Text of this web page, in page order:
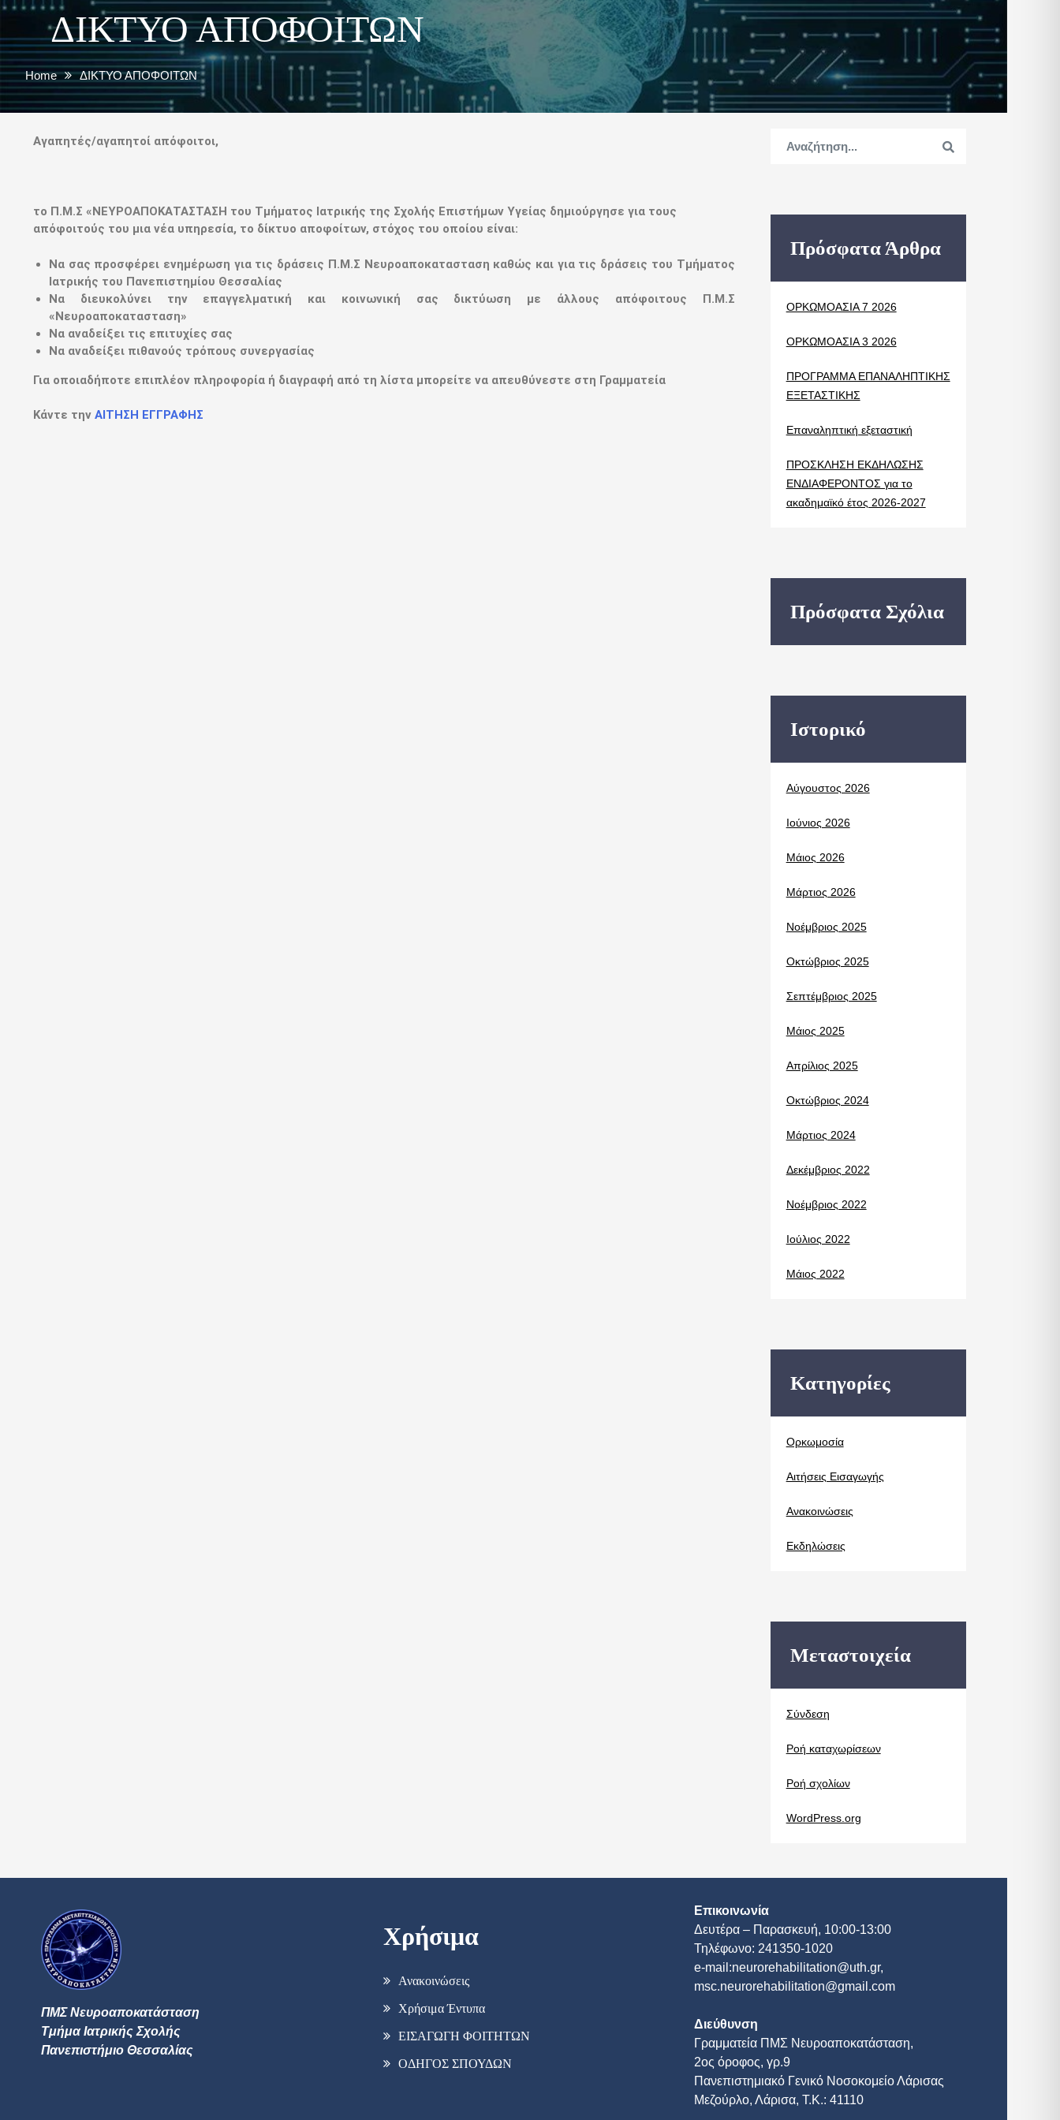
ΔΙΚΤΥΟ ΑΠΟΦΟΙΤΩΝ
Home ΔΙΚΤΥΟ ΑΠΟΦΟΙΤΩΝ
Αγαπητές/αγαπητοί απόφοιτοι,
το Π.Μ.Σ «ΝΕΥΡΟΑΠΟΚΑΤΑΣΤΑΣΗ του Τμήματος Ιατρικής της Σχολής Επιστήμων Υγείας δημιούργησε για τους
απόφοιτούς του μια νέα υπηρεσία, το δίκτυο αποφοίτων, στόχος του οποίου είναι:
Να σας προσφέρει ενημέρωση για τις δράσεις Π.Μ.Σ Νευροαποκατασταση καθώς και για τις δράσεις του Τμήματος
Ιατρικής του Πανεπιστημίου Θεσσαλίας
Να διευκολύνει την επαγγελματική και κοινωνική σας δικτύωση με άλλους απόφοιτους Π.Μ.Σ
«Νευροαποκατασταση»
Να αναδείξει τις επιτυχίες σας
Να αναδείξει πιθανούς τρόπους συνεργασίας
Για οποιαδήποτε επιπλέον πληροφορία ή διαγραφή από τη λίστα μπορείτε να απευθύνεστε στη Γραμματεία
Κάντε την ΑΙΤΗΣΗ ΕΓΓΡΑΦΗΣ
Πρόσφατα Άρθρα
ΟΡΚΩΜΟΑΣΙΑ 7 2026
ΟΡΚΩΜΟΑΣΙΑ 3 2026
ΠΡΟΓΡΑΜΜΑ ΕΠΑΝΑΛΗΠΤΙΚΗΣ
ΕΞΕΤΑΣΤΙΚΗΣ
Επαναληπτική εξεταστική
ΠΡΟΣΚΛΗΣΗ ΕΚΔΗΛΩΣΗΣ
ΕΝΔΙΑΦΕΡΟΝΤΟΣ για το
ακαδημαϊκό έτος 2026-2027
Πρόσφατα Σχόλια
Ιστορικό
Αύγουστος 2026
Ιούνιος 2026
Μάιος 2026
Μάρτιος 2026
Νοέμβριος 2025
Οκτώβριος 2025
Σεπτέμβριος 2025
Μάιος 2025
Απρίλιος 2025
Οκτώβριος 2024
Μάρτιος 2024
Δεκέμβριος 2022
Νοέμβριος 2022
Ιούλιος 2022
Μάιος 2022
Kατηγορίες
Oρκωμοσία
Αιτήσεις Εισαγωγής
Ανακοινώσεις
Εκδηλώσεις
Μεταστοιχεία
Σύνδεση
Ροή καταχωρίσεων
Ροή σχολίων
WordPress.org
ΠΜΣ Νευροαποκατάσταση
Τμήμα Ιατρικής Σχολής
Πανεπιστήμιο Θεσσαλίας
Χρήσιμα
Ανακοινώσεις
Χρήσιμα Έντυπα
ΕΙΣΑΓΩΓΗ ΦΟΙΤΗΤΩΝ
ΟΔΗΓΟΣ ΣΠΟΥΔΩΝ
Επικοινωνία
Δευτέρα – Παρασκευή, 10:00-13:00
Τηλέφωνο: 241350-1020
e-mail:neurorehabilitation@uth.gr,
msc.neurorehabilitation@gmail.com
Διεύθυνση
Γραμματεία ΠΜΣ Νευροαποκατάσταση,
2ος όροφος, γρ.9
Πανεπιστημιακό Γενικό Νοσοκομείο Λάρισας
Μεζούρλο, Λάρισα, Τ.Κ.: 41110